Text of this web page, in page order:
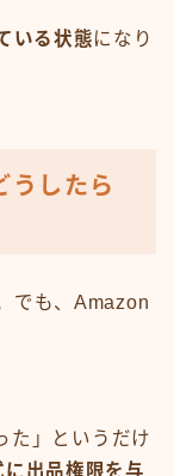
いる状態になり
したら
でも、Amazon
た」というだけ
出品権限を与